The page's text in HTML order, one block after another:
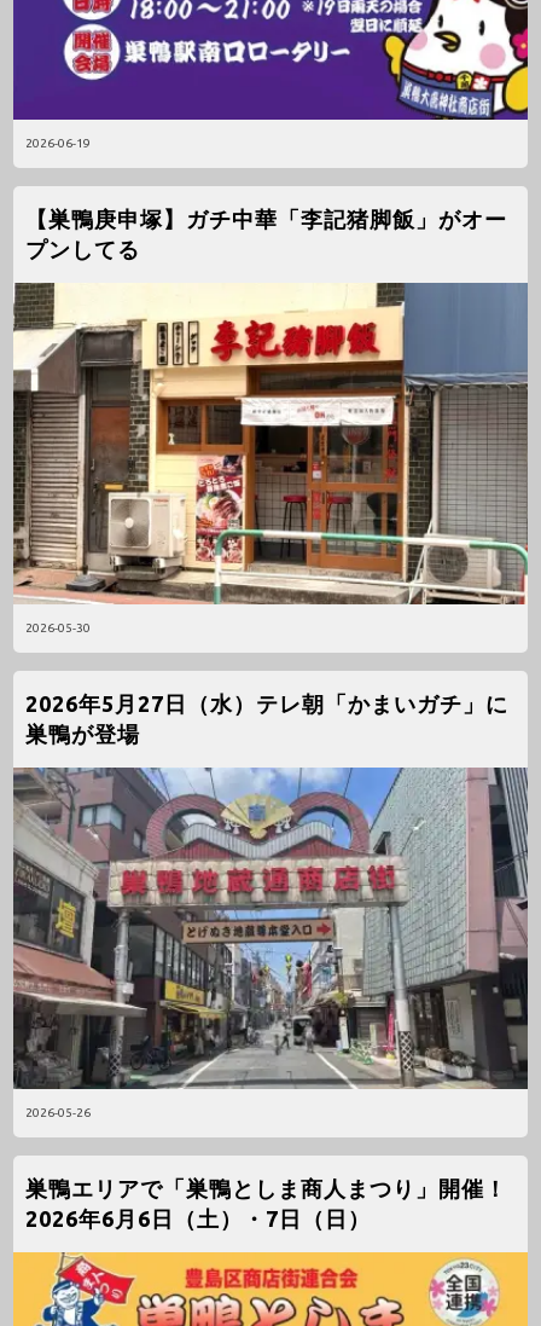
2026-06-19
2026-05-30
【巣鴨庚申塚】ガチ中華「李記猪脚飯」がオー
プンしてる
2026-05-26
2026年5月27日（水）テレ朝「かまいガチ」に
巣鴨が登場
巣鴨エリアで「巣鴨としま商人まつり」開催！
2026年6月6日（土）・7日（日）